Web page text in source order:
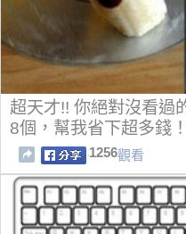
超天才!! 你絕對沒看過
8個，幫我省下超多錢！
1256觀看